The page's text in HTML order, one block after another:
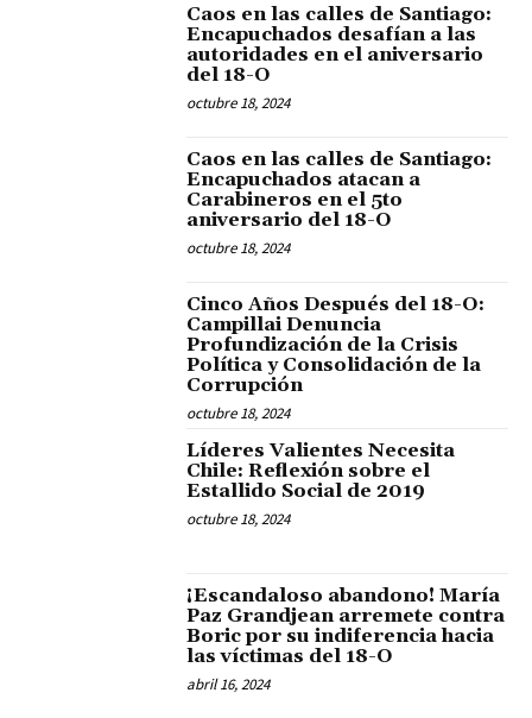
Caos en las calles de Santiago:
Encapuchados desafían a las
autoridades en el aniversario
del 18-O
octubre 18, 2024
Caos en las calles de Santiago:
Encapuchados atacan a
Carabineros en el 5to
aniversario del 18-O
octubre 18, 2024
Cinco Años Después del 18-O:
Campillai Denuncia
Profundización de la Crisis
Política y Consolidación de la
Corrupción
octubre 18, 2024
Líderes Valientes Necesita
Chile: Reflexión sobre el
Estallido Social de 2019
octubre 18, 2024
¡Escandaloso abandono! María
Paz Grandjean arremete contra
Boric por su indiferencia hacia
las víctimas del 18-O
abril 16, 2024